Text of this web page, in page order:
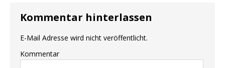
Kommentar hinterlassen
E-Mail Adresse wird nicht veröffentlicht.
Kommentar